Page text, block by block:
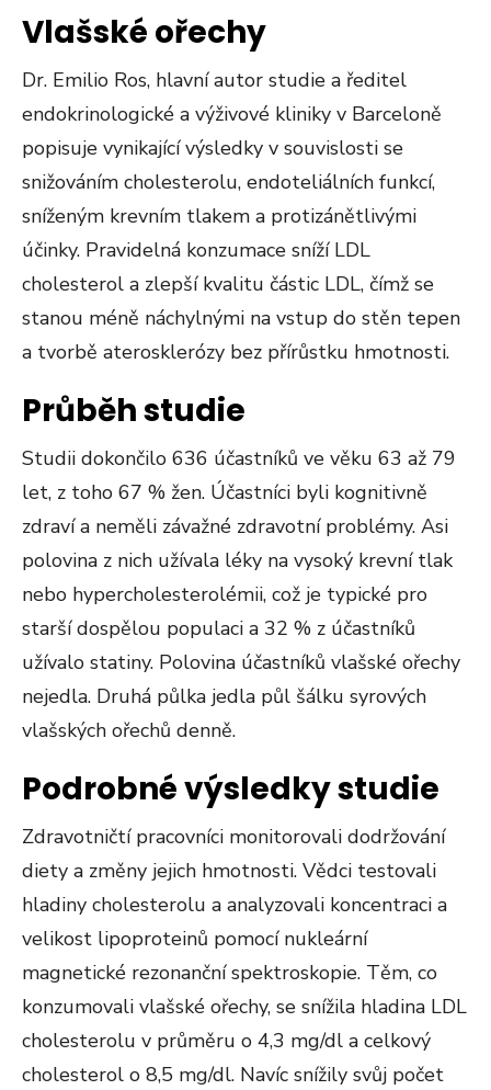
Vlašské ořechy
Dr. Emilio Ros, hlavní autor studie a ředitel
endokrinologické a výživové kliniky v Barceloně
popisuje vynikající výsledky v souvislosti se
snižováním cholesterolu, endoteliálních funkcí,
sníženým krevním tlakem a protizánětlivými
účinky. Pravidelná konzumace sníží LDL
cholesterol a zlepší kvalitu částic LDL, čímž se
stanou méně náchylnými na vstup do stěn tepen
a tvorbě aterosklerózy bez přírůstku hmotnosti.
Průběh studie
Studii dokončilo 636 účastníků ve věku 63 až 79
let, z toho 67 % žen. Účastníci byli kognitivně
zdraví a neměli závažné zdravotní problémy. Asi
polovina z nich užívala léky na vysoký krevní tlak
nebo hypercholesterolémii, což je typické pro
starší dospělou populaci a 32 % z účastníků
užívalo statiny. Polovina účastníků vlašské ořechy
nejedla. Druhá půlka jedla půl šálku syrových
vlašských ořechů denně.
Podrobné výsledky studie
Zdravotničtí pracovníci monitorovali dodržování
diety a změny jejich hmotnosti. Vědci testovali
hladiny cholesterolu a analyzovali koncentraci a
velikost lipoproteinů pomocí nukleární
magnetické rezonanční spektroskopie. Těm, co
konzumovali vlašské ořechy, se snížila hladina LDL
cholesterolu v průměru o 4,3 mg/dl a celkový
cholesterol o 8,5 mg/dl. Navíc snížily svůj počet